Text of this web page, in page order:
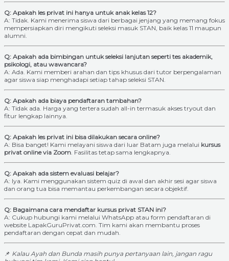
Q: Apakah les privat ini hanya untuk anak kelas 12?
A: Tidak. Kami menerima siswa dari berbagai jenjang yang memang fokus
mempersiapkan diri mengikuti seleksi masuk STAN, baik kelas 11 maupun
alumni.
Q: Apakah ada bimbingan untuk seleksi lanjutan seperti tes akademik,
psikologi, atau wawancara?
A: Ada. Kami memberi arahan dan tips khusus dari tutor berpengalaman
agar siswa siap menghadapi setiap tahap seleksi STAN.
Q: Apakah ada biaya pendaftaran tambahan?
A: Tidak ada. Harga yang tertera sudah all-in termasuk akses tryout dan
fitur lengkap lainnya.
Q: Apakah les privat ini bisa dilakukan secara online?
A: Bisa banget! Kami melayani siswa dari luar Batam juga melalui kursus
privat online via Zoom. Fasilitas tetap sama lengkapnya.
Q: Apakah ada sistem evaluasi belajar?
A: Iya. Kami menggunakan sistem quiz di awal dan akhir sesi agar siswa
dan orang tua bisa memantau perkembangan secara objektif.
Q: Bagaimana cara mendaftar kursus privat STAN ini?
A: Cukup hubungi kami melalui WhatsApp atau form pendaftaran di
website LapakGuruPrivat.com. Tim kami akan membantu proses
pendaftaran dengan cepat dan mudah.
📌 Kalau Ayah dan Bunda masih punya pertanyaan lain, jangan ragu